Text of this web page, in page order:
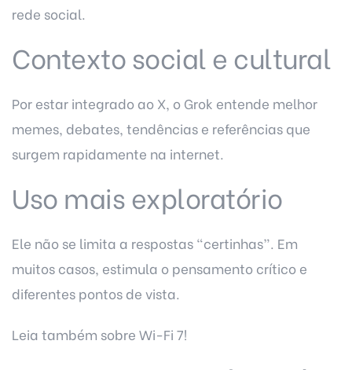
rede social.
Contexto social e cultural
Por estar integrado ao X, o Grok entende melhor
memes, debates, tendências e referências que
surgem rapidamente na internet.
Uso mais exploratório
Ele não se limita a respostas “certinhas”. Em
muitos casos, estimula o pensamento crítico e
diferentes pontos de vista.
Leia também sobre Wi-Fi 7!